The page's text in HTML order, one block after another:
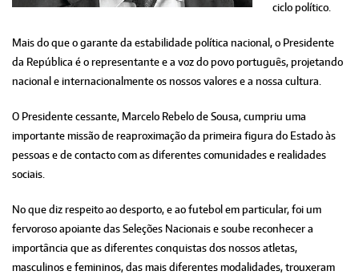
ciclo político.
Mais do que o garante da estabilidade política nacional, o Presidente
da República é o representante e a voz do povo português, projetando
nacional e internacionalmente os nossos valores e a nossa cultura.
O Presidente cessante, Marcelo Rebelo de Sousa, cumpriu uma
importante missão de reaproximação da primeira figura do Estado às
pessoas e de contacto com as diferentes comunidades e realidades
sociais.
No que diz respeito ao desporto, e ao futebol em particular, foi um
fervoroso apoiante das Seleções Nacionais e soube reconhecer a
importância que as diferentes conquistas dos nossos atletas,
masculinos e femininos, das mais diferentes modalidades, trouxeram